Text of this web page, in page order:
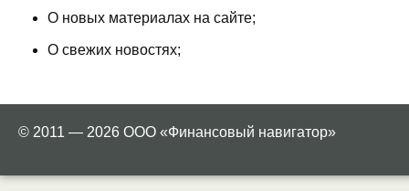
О новых материалах на сайте;
О свежих новостях;
© 2011 — 2026 ООО «Финансовый навигатор»